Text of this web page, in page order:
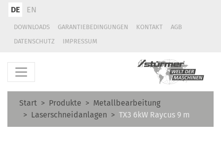
DE EN
DOWNLOADS GARANTIEBEDINGUNGEN KONTAKT
AGB
DATENSCHUTZ
IMPRESSUM
Start Produkte
Metallbearbeitung
Laserschneidanlagen
TX3 6kW Raycus 9 m